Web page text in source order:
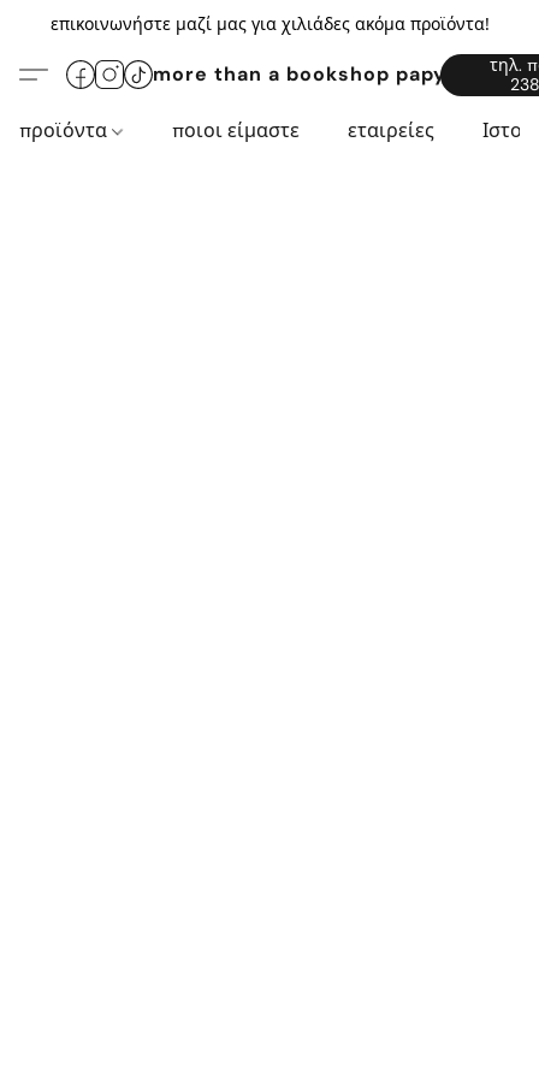
επικοινωνήστε μαζί μας για χιλιάδες ακόμα προϊόντα!
more than a bookshop
τηλ.
προϊόντα ποιοι είμαστε εταιρείες